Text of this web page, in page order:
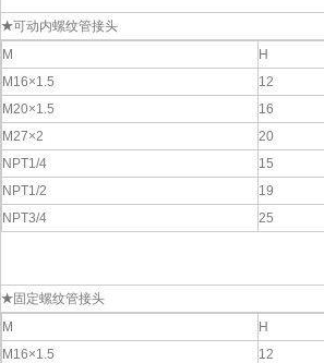
★可动内螺纹管接头
M
H
M16×1.5
12
M20×1.5 16
M27×2
20
NPT1/4
15
NPT1/2
19
NPT3/4
25
★固定螺纹管接头
M
H
M16×1.5
12